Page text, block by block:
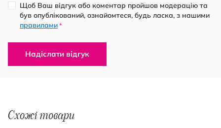
Щоб Ваш відгук або коментар пройшов модерацію та
був опублікований, ознайомтеся, будь ласка, з нашими
правилами *
Надіслати відгук
Схожі товари